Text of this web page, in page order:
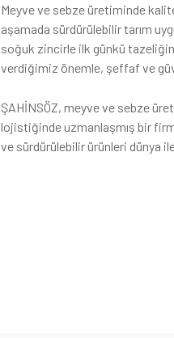
Meyve ve sebze üretiminde
aşamada sürdürülebilir tarım
soğuk zincirle ilk günkü
verdiğimiz önemle, şeffaf ve
ŞAHİNSÖZ, meyve ve sebze
lojistiğinde uzmanlaşmış bir
ve sürdürülebilir ürünleri dünya